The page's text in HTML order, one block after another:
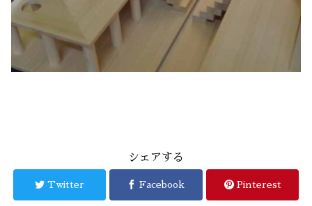
シェアする
Twitter Facebook Pinterest